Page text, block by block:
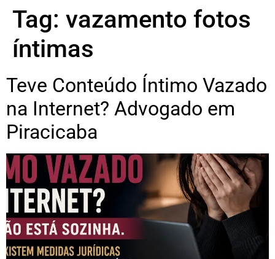
Tag: vazamento fotos
íntimas
Teve Conteúdo Íntimo Vazado
na Internet? Advogado em
Piracicaba